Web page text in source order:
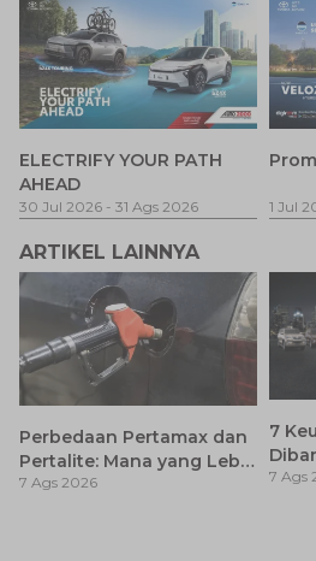
ELECTRIFY YOUR PATH
AHEAD
30 Jul 2026 - 31 Ags 2026 1 Jul
ARTIKEL LAINNYA
Perbedaan Pertamax dan
Pertalite: Mana yang Lebih
Baik untuk Mobil Toyota
7 Ags 2026
7
Anda
7 Ags